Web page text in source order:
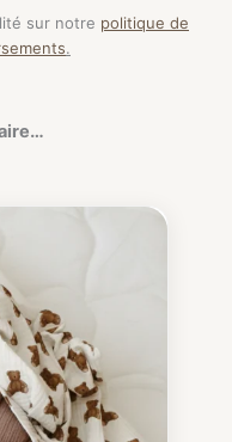
sur notre politique de
.